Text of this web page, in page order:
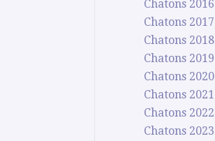
Chatons 2016
Chatons 2017
Chatons 2018
Chatons 2019
Chatons 2020
Chatons 2021
Chatons 2022
Chatons 2023